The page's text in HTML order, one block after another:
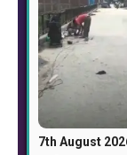
7th August